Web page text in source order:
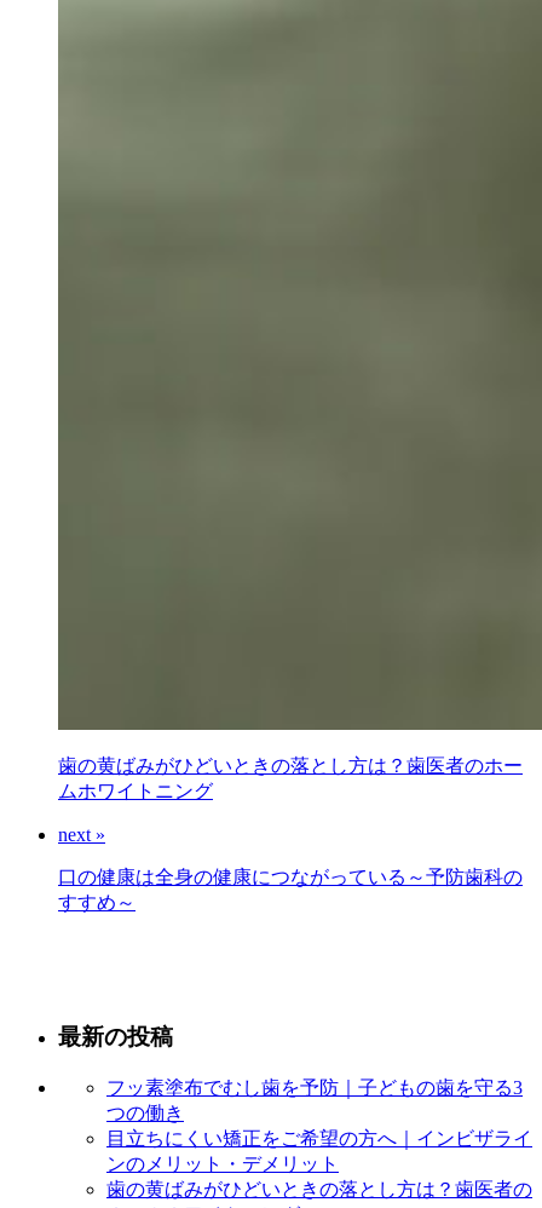
歯の黄ばみがひどいときの落とし方は？歯医者のホー
ムホワイトニング
next »
口の健康は全身の健康につながっている～予防歯科の
すすめ～
最新の投稿
フッ素塗布でむし歯を予防｜子どもの歯を守る3
つの働き
目立ちにくい矯正をご希望の方へ｜インビザライ
ンのメリット・デメリット
歯の黄ばみがひどいときの落とし方は？歯医者の